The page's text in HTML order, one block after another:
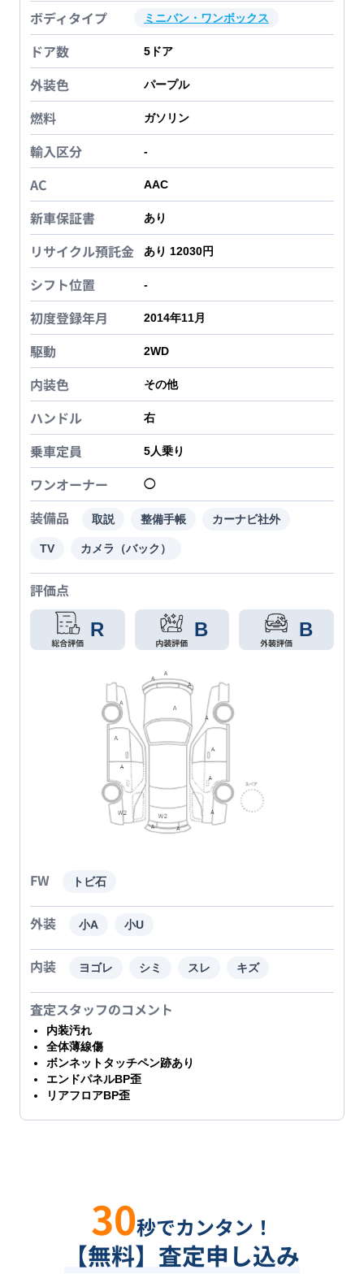
ボディタイプ ミニバン・ワンボックス
ドア数 5 ドア
外装色 パープル
燃料 ガソリン
輸入区分 -
AC AAC
新車保証書 あり
リサイクル預託金 あり 12030円
シフト位置 -
初度登録年月 2014年11月
駆動 2WD
内装色 その他
ハンドル 右
乗車定員 5人乗り
ワンオーナー ◯
装備品 取説 整備手帳 カーナビ社外
TV カメラ（バック）
評価点
R B B
FW トビ石
外装 小A 小U
内装 ヨゴレ シミ スレ キズ
査定スタッフのコメント
内装汚れ
全体薄線傷
ボンネットタッチペン跡あり
エンドパネルBP歪
リアフロアBP歪
30秒でカンタン！
【無料】査定申し込み